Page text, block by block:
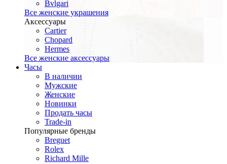
Bvlgari
Все женские украшения
Аксессуары
Cartier
Chopard
Hermes
Все женские аксессуары
Часы
В наличии
Мужские
Женские
Новинки
Продать часы
Trade-in
Популярные бренды
Breguet
Rolex
Richard Mille